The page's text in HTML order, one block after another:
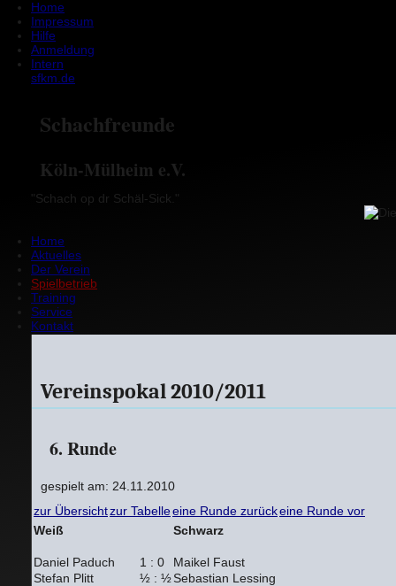
Home
Impressum
Hilfe
Anmeldung
Intern
sfkm.de
Schachfreunde
Köln-Mülheim e.V.
"Schach op dr Schäl-Sick."
Home
Aktuelles
Der Verein
Spielbetrieb
Training
Service
Kontakt
Vereinspokal 2010/2011
6. Runde
gespielt am: 24.11.2010
zur Übersichtzur Tabelleeine Runde zurückeine Runde vor
Weiß
Schwarz
Daniel Paduch 1 : 0
Maikel Faust
Stefan Plitt
½ : ½Sebastian Lessing